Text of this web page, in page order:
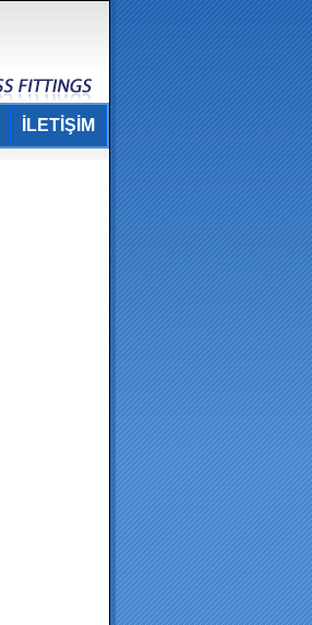
İLETİŞİM